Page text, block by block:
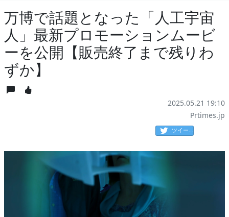
万博で話題となった「人工宇宙
人」最新プロモーションムービ
ーを公開【販売終了まで残りわ
ずか】
2025.05.21 19:10
Prtimes.jp
ツイート